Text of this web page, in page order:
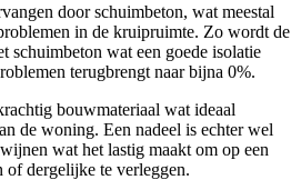
door schuimbeton, wat meestal
in de kruipruimte. Zo wordt de
schuimbeton wat een goede isolatie
terugbrengt naar bijna 0%.
bouwmateriaal wat ideaal
de woning. Een nadeel is echter wel
wat het lastig maakt om op een
of dergelijke te verleggen.